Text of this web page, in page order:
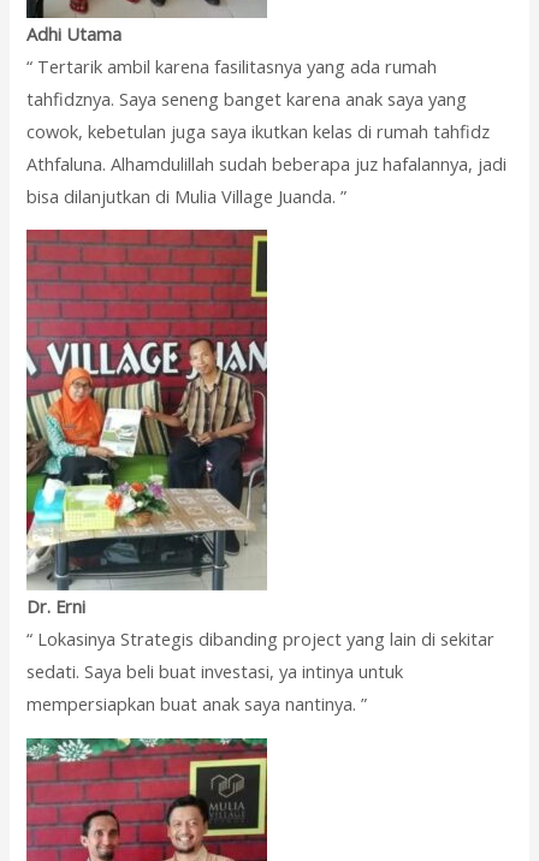
Adhi Utama
“ Tertarik ambil karena fasilitasnya yang ada rumah
tahfidznya. Saya seneng banget karena anak saya yang
cowok, kebetulan juga saya ikutkan kelas di rumah tahfidz
Athfaluna. Alhamdulillah sudah beberapa juz hafalannya, jadi
bisa dilanjutkan di Mulia Village Juanda. ”
Dr. Erni
“ Lokasinya Strategis dibanding project yang lain di sekitar
sedati. Saya beli buat investasi, ya intinya untuk
mempersiapkan buat anak saya nantinya. ”